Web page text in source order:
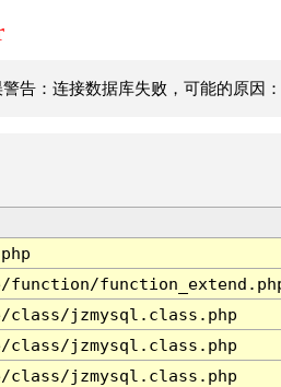
告：连接数据库失败，可能的原因
function/
class/jzmysql.class.php
class/jzmysql.class.php
class/jzmysql.class.php